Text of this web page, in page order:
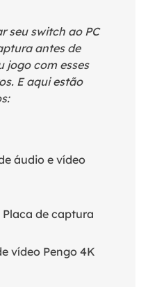
seu switch ao PC
antes de
jogo com esses
E aqui estão
áudio e vídeo
de captura
vídeo Pengo 4K